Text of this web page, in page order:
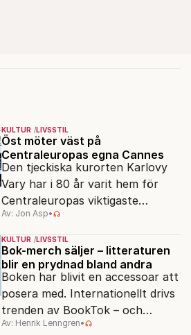
KULTUR LIVSSTIL
Öst möter väst på
Centraleuropas egna Cannes
Den tjeckiska kurorten Karlovy
Vary har i 80 år varit hem för
Centraleuropas viktigaste
filmfestival – en plats där
Hollywoodglans möter
egensinnighet.
Av: Jon Asp•
KULTUR LIVSSTIL
Bok-merch säljer – litteraturen
blir en prydnad bland andra
Boken har blivit en accessoar att
posera med. Internationellt drivs
trenden av BookTok – och
förlagen följer efter.
Av: Henrik Lenngren•